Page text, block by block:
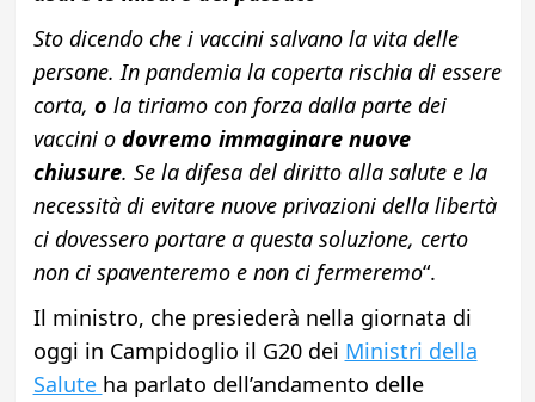
Sto dicendo che i vaccini salvano la vita delle
persone. In pandemia la coperta rischia di essere
corta, o la tiriamo con forza dalla parte dei
vaccini odovremo immaginare nuove
chiusure. Se la difesa del diritto alla salute e la
necessità di evitare nuove privazioni della libertà
ci dovessero portare a questa soluzione, certo
non ci spaventeremo e non ci fermeremo“.
Il ministro, che presiederà nella giornata di
oggi in Campidoglio il G20 dei Ministri della
Salute ha parlato dell’andamento delle